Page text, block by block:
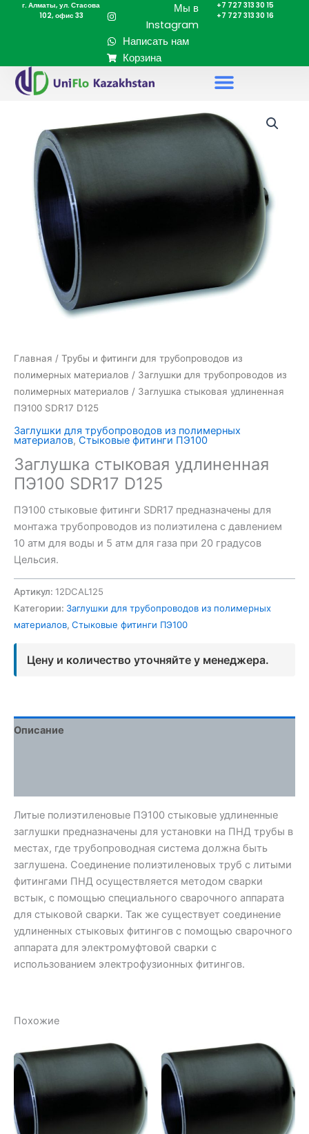
Перейтиг. Алматы, ул. Стасова
102, офис 33
Мы в
Instagram
Написать нам
Корзина
+7 727 313 30 15
+7 727 313 30 16
Главная / Трубы и фитинги для трубопроводов из
полимерных материалов / Заглушки для трубопроводов из
полимерных материалов / Заглушка стыковая удлиненная
ПЭ100 SDR17 D125
Заглушки для трубопроводов из полимерных
материалов, Стыковые фитинги ПЭ100
Заглушка стыковая удлиненная
ПЭ100 SDR17 D125
ПЭ100 стыковые фитинги SDR17 предназначены для
монтажа трубопроводов из полиэтилена с давлением
10 атм для воды и 5 атм для газа при 20 градусов
Цельсия.
Артикул: 12DCAL125
Категории: Заглушки для трубопроводов из полимерных
материалов, Стыковые фитинги ПЭ100
Цену и количество уточняйте у менеджера.
Описание
Литые полиэтиленовые ПЭ100 стыковые удлиненные
заглушки предназначены для установки на ПНД трубы в
местах, где трубопроводная система должна быть
заглушена. Соединение полиэтиленовых труб с литыми
фитингами ПНД осуществляется методом сварки
встык, с помощью специального сварочного аппарата
для стыковой сварки. Так же существует соединение
удлиненных стыковых фитингов с помощью сварочного
аппарата для электромуфтовой сварки с
использованием электрофузионных фитингов.
Похожие